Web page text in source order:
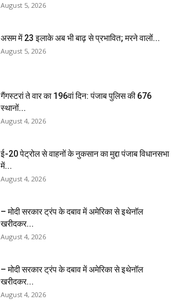
August 5, 2026
असम में 23 इलाके अब भी बाढ़ से प्रभावित; मरने वालों...
August 5, 2026
गैंगस्टरां ते वार का 196वां दिन: पंजाब पुलिस की 676
स्थानों...
August 4, 2026
ई-20 पेट्रोल से वाहनों के नुकसान का मुद्दा पंजाब विधानसभा
में...
August 4, 2026
– मोदी सरकार ट्रंप के दबाव में अमेरिका से इथेनॉल
खरीदकर...
August 4, 2026
– मोदी सरकार ट्रंप के दबाव में अमेरिका से इथेनॉल
खरीदकर...
August 4, 2026